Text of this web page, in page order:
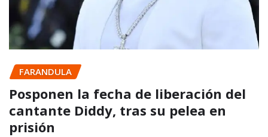
FARANDULA
Posponen la fecha de liberación del
cantante Diddy, tras su pelea en
prisión